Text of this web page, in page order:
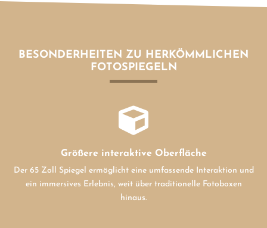
BESONDERHEITEN ZU HERKÖMMLICHEN
FOTOSPIEGELN

Größere interaktive Oberfläche
Der 65 Zoll Spiegel ermöglicht eine umfassende Interaktion und
ein immersives Erlebnis, weit über traditionelle Fotoboxen
hinaus.